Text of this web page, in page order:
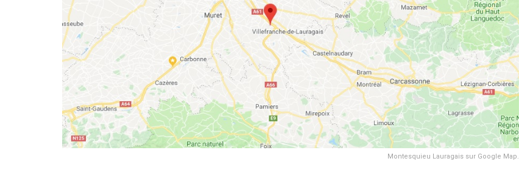
Montesquieu Lauragais sur Google Map.